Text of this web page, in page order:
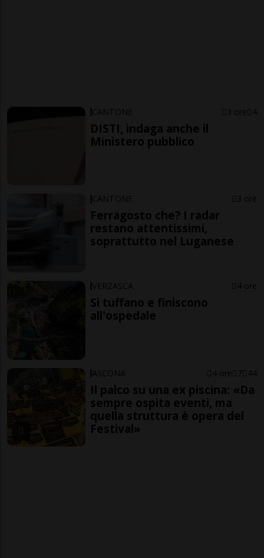
CANTONE 3 ore 4
DISTI, indaga anche il
Ministero pubblico
CANTONE 3 ore
Ferragosto che? I radar
restano attentissimi,
soprattutto nel Luganese
VERZASCA 4 ore
Si tuffano e finiscono
all'ospedale
ASCONA 4 ore 7 44
Il palco su una ex piscina: «Da
sempre ospita eventi, ma
quella struttura è opera del
Festival»